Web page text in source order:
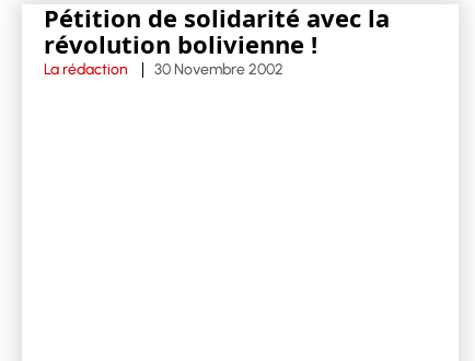
Pétition de solidarité avec la
révolution bolivienne !
La rédaction 30 Novembre 2002